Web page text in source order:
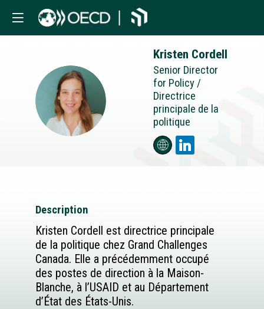
KC
Kristen Cordell
Senior Director
for Policy /
Directrice
principale de la
politique
Description
Kristen Cordell est directrice principale
de la politique chez Grand Challenges
Canada. Elle a précédemment occupé
des postes de direction à la Maison-
Blanche, à l’USAID et au Département
d’État des États-Unis.